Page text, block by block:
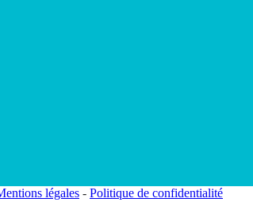
légales - Politique de confidentialité